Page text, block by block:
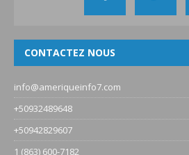
CONTACTEZ NOUS
info@ameriqueinfo7.com
+50932489648
+50942829607
1 (863) 600-7182